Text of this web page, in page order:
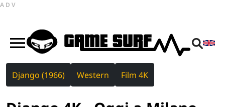
ADV
Django (1966) Western Film 4K